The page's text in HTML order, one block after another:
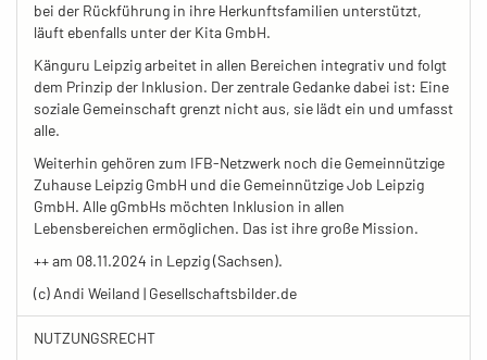
bei der Rückführung in ihre Herkunftsfamilien unterstützt,
läuft ebenfalls unter der Kita GmbH.
Känguru Leipzig arbeitet in allen Bereichen integrativ und folgt
dem Prinzip der Inklusion. Der zentrale Gedanke dabei ist: Eine
soziale Gemeinschaft grenzt nicht aus, sie lädt ein und umfasst
alle.
Weiterhin gehören zum IFB-Netzwerk noch die Gemeinnützige
Zuhause Leipzig GmbH und die Gemeinnützige Job Leipzig
GmbH. Alle gGmbHs möchten Inklusion in allen
Lebensbereichen ermöglichen. Das ist ihre große Mission.
++ am 08.11.2024 in Lepzig (Sachsen).
(c) Andi Weiland | Gesellschaftsbilder.de
NUTZUNGSRECHT